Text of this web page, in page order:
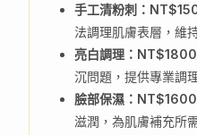
手工清粉刺：
法調理肌膚表層，維
亮白調理：
沉問題，提供專業調
臉部保濕：
滋潤，為肌膚補充所